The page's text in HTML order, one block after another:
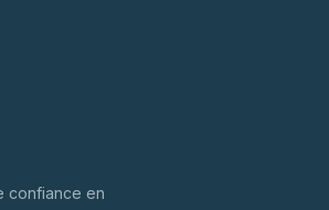
confiance en